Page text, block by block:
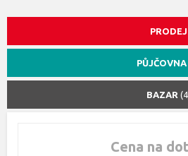
PRODEJ
PŮJČOVNA
BAZAR
Cena na